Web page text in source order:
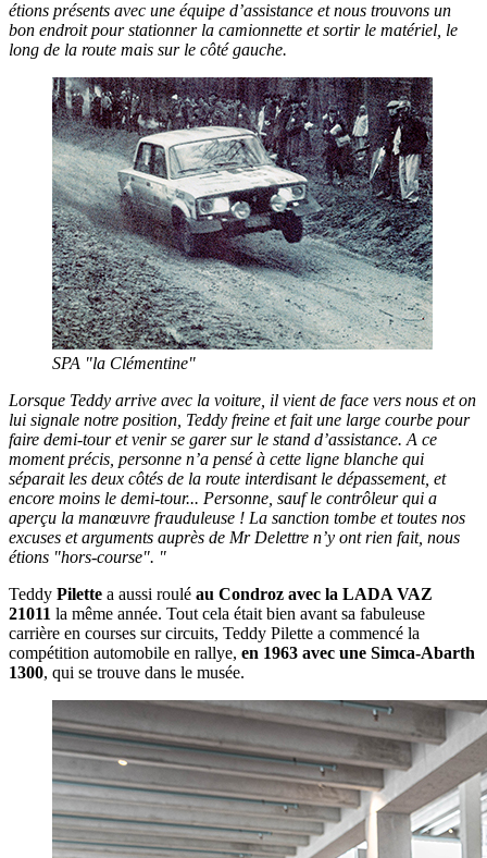
étions présents avec une équipe d’assistance et nous trouvons un
bon endroit pour stationner la camionnette et sortir le matériel, le
long de la route mais sur le côté gauche.
SPA "la Clémentine"
Lorsque Teddy arrive avec la voiture, il vient de face vers nous et on
lui signale notre position, Teddy freine et fait une large courbe pour
faire demi-tour et venir se garer sur le stand d’assistance. A ce
moment précis, personne n’a pensé à cette ligne blanche qui
séparait les deux côtés de la route interdisant le dépassement, et
encore moins le demi-tour... Personne, sauf le contrôleur qui a
aperçu la manœuvre frauduleuse ! La sanction tombe et toutes nos
excuses et arguments auprès de Mr Delettre n’y ont rien fait, nous
étions "hors-course". "
Teddy Pilette a aussi roulé au Condroz avec la LADA VAZ
21011 la même année. Tout cela était bien avant sa fabuleuse
carrière en courses sur circuits, Teddy Pilette a commencé la
compétition automobile en rallye, en 1963 avec une Simca-Abarth
1300, qui se trouve dans le musée.